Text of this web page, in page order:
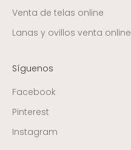
Venta de telas online
Lanas y ovillos venta online
Síguenos
Facebook
Pinterest
Instagram